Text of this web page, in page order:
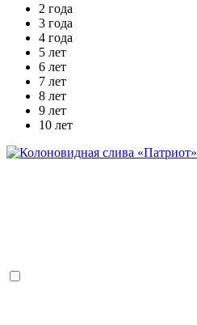
2 года
3 года
4 года
5 лет
6 лет
7 лет
8 лет
9 лет
10 лет